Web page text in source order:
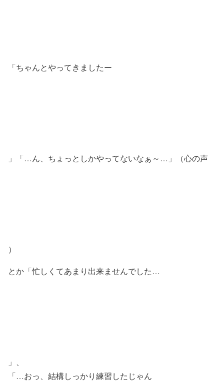
「ちゃんとやってきましたー
」「…ん、ちょっとしかやってないなぁ～…」（心の声
）
とか「忙しくてあまり出来ませんでした…
」、
「…おっ、結構しっかり練習したじゃん